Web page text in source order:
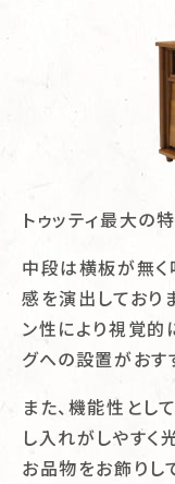
トゥッティ最大の
中段は横板が無く
感を演出しており
ン性により視覚的
グへの設置がおす
また、機能性とし
し入れがしやす
お品物をお飾りし